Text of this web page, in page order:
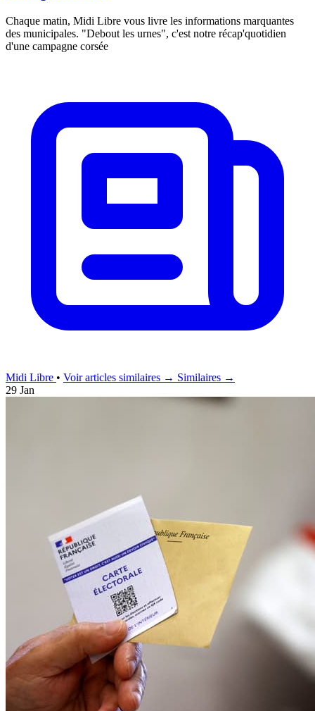
Chaque matin, Midi Libre vous livre les informations marquantes
des municipales. "Debout les urnes", c'est notre récap'quotidien
d'une campagne corsée
Midi Libre • Voir articles similaires → Similaires →
29 Jan